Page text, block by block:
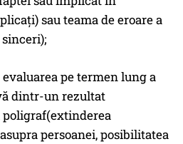
sau teama de eroare a
pe termen lung a
dintr-un rezultat
persoanei, posibilitatea